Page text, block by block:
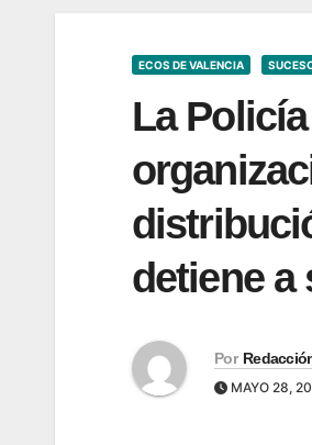
ECOS DE VALENCIA
La
detiene a
Por
MAYO 28,